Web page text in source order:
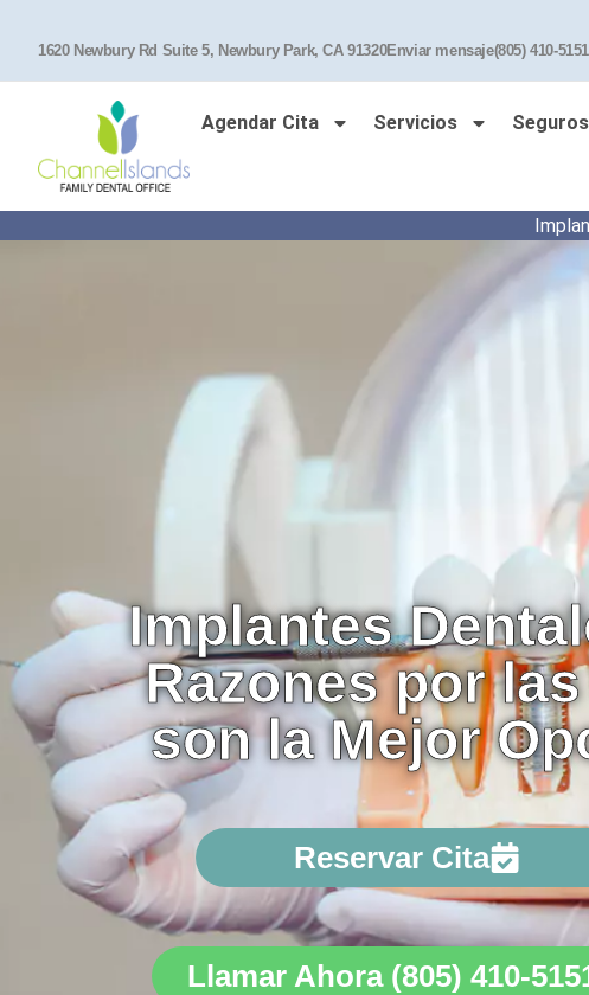
1620 Newbury Rd Suite 5, Newbury Park, CA 91320Enviar mensaje(805) 410-5151
Agendar Cita Servicios Seguros
Implantes
Razones por
son la Mejor
Reservar Cita
Llamar Ahora (805) 410-